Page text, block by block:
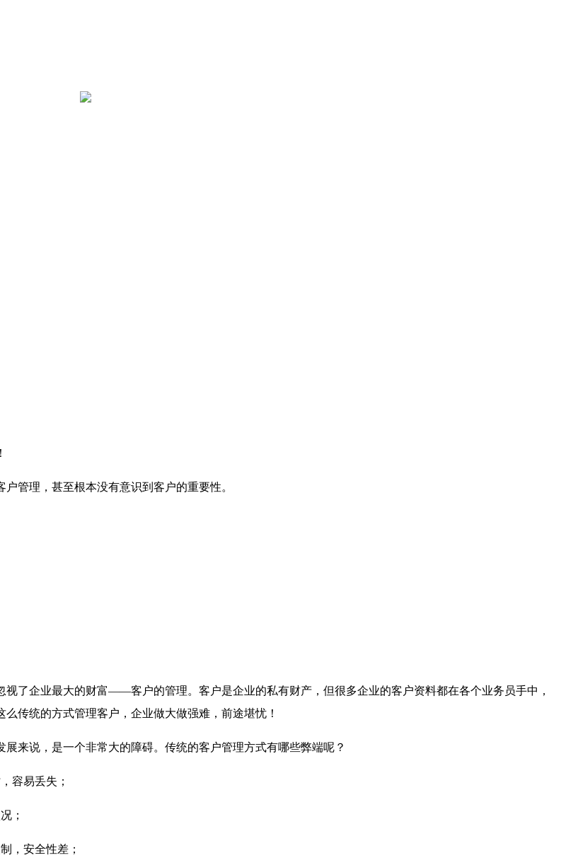
管理，甚至根本没有意识到客户的重要性。
了企业最大的财富——客户的管理。客户是企业的私有财产，但很多企业的客户资料都在各个业务员手中，
传统的方式管理客户，企业做大做强难，前途堪忧！
说，是一个非常大的障碍。传统的客户管理方式有哪些弊端呢？
容易丢失；
；
，安全性差；